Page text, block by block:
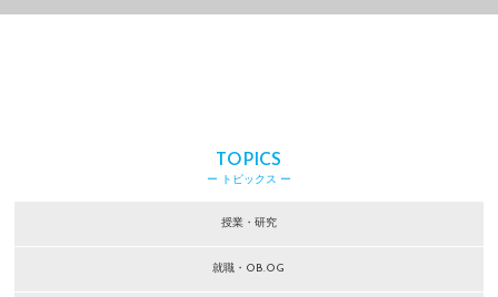
TOPICS
ー トピックス ー
授業・研究
就職・OB.OG